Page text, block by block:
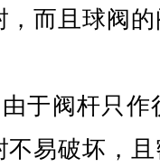
而且球阀
于阀杆只
易破坏，